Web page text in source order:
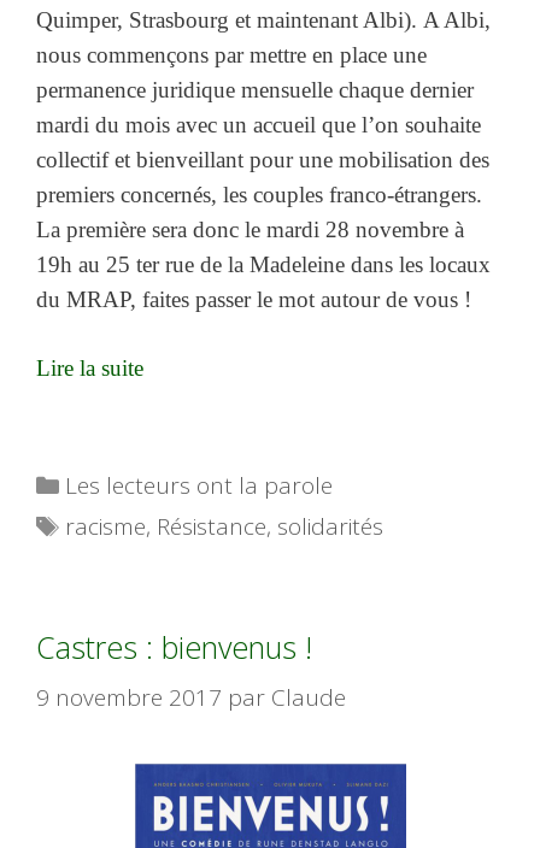
Quimper, Strasbourg et maintenant Albi). A Albi,
nous commençons par mettre en place une
permanence juridique mensuelle chaque dernier
mardi du mois avec un accueil que l’on souhaite
collectif et bienveillant pour une mobilisation des
premiers concernés, les couples franco-étrangers.
La première sera donc le mardi 28 novembre à
19h au 25 ter rue de la Madeleine dans les locaux
du MRAP, faites passer le mot autour de vous !
Lire la suite
Catégories
Les lecteurs ont la parole
Étiquettes
racisme, Résistance, solidarités
Castres : bienvenus !
9 novembre 2017 par Claude